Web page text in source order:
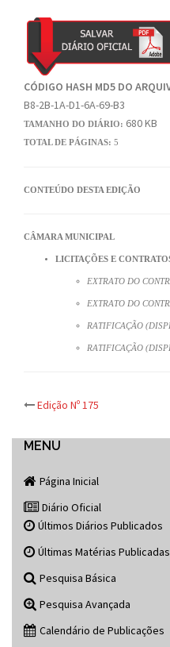
CÓDIGO HASH MD5 DO
B8-2B-1A-D1-6A-69-B3
TAMANHO DO DIÁRIO: 680 KB
TOTAL DE PÁGINAS: 5
CONTEÚDO DESTA EDIÇÃO
CÂMARA MUNICIPAL
LICITAÇÕES E
EXTRATO DO
EXTRATO DO
RATIFICAÇÃO
RATIFICAÇÃO
Post
Edição Nº 175
MENU
Página Inicial
Diário Oficial
Últimos Diários Publicados
Últimas Matérias Publicadas
Pesquisa Básica
Pesquisa Avançada
Calendário de Publicações